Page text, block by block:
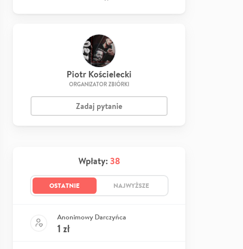
Piotr Kościelecki
ORGANIZATOR ZBIÓRKI
Zadaj pytanie
Wpłaty: 38
OSTATNIE NAJWYŻSZE
Anonimowy Darczyńca
1 zł